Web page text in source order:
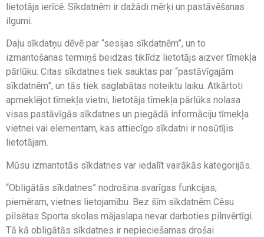
lietotāja ierīcē. Sīkdatnēm ir dažādi mērķi un pastāvēšanas
ilgumi.
Daļu sīkdatņu dēvē par “sesijas sīkdatnēm”, un to
izmantošanas termiņš beidzas tiklīdz lietotājs aizver tīmekļa
pārlūku. Citas sīkdatnes tiek sauktas par “pastāvīgajām
sīkdatnēm”, un tās tiek saglabātas noteiktu laiku. Atkārtoti
apmeklējot tīmekļa vietni, lietotāja tīmekļa pārlūks nolasa
visas pastāvīgās sīkdatnes un piegādā informāciju tīmekļa
vietnei vai elementam, kas attiecīgo sīkdatni ir nosūtījis
lietotājam.
Mūsu izmantotās sīkdatnes var iedalīt vairākās kategorijās.
“Obligātās sīkdatnes” nodrošina svarīgas funkcijas,
piemēram, vietnes lietojamību. Bez šīm sīkdatnēm Cēsu
pilsētas Sporta skolas mājaslapa nevar darboties pilnvērtīgi.
Tā kā obligātās sīkdatnes ir nepieciešamas drošai